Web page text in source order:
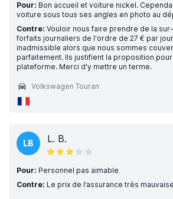
Pour: Bon accueil et voiture nickel.
voiture sous tous ses angles en photo au
Contre: Vouloir nous faire prendre de la
forfaits journaliers de l'ordre de 27 € par
inadmissible alors que nous sommes
parfaitement. Ils justifient la proposition
plateforme. Merci d'y mettre un terme.
Volkswagen Touran
LB L. B.
Pour: Personnel pas aimable
Contre: Le prix de l’assurance très mauvaise